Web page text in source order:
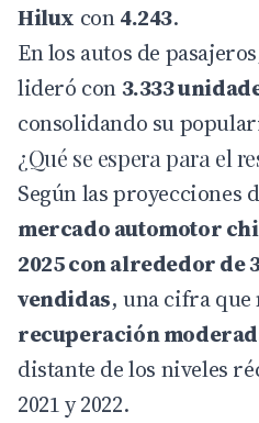
Hilux con4.243.
En los autos de
lideró con 3.333
consolidando su
¿Qué se espera para el
Según las proyecciones
mercado automotor
2025 con alrededor de
vendidas, una cifra que
recuperación
distante de los niveles
2021 y 2022.